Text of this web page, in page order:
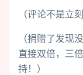
（评论不是立
（捐赠了发现
直接双倍，三
持！）